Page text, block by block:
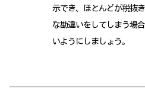
示でき、ほとんどが税抜
な勘違いをしてしまう場
いようにしましょう。